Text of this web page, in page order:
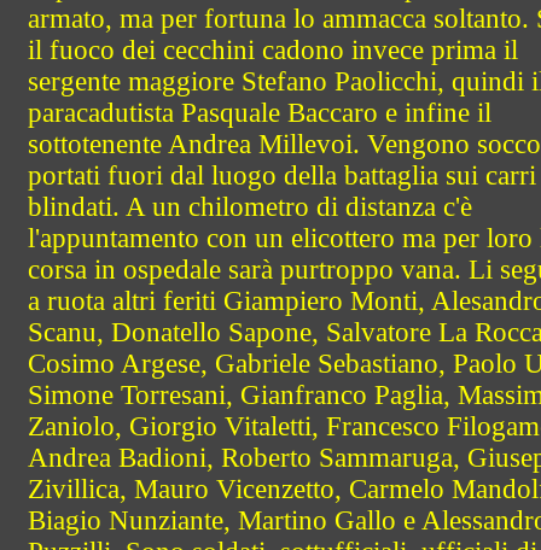
armato, ma per fortuna lo ammacca soltanto.
il fuoco dei cecchini cadono invece prima il
sergente maggiore Stefano Paolicchi, quindi
paracadutista Pasquale Baccaro e infine il
sottotenente Andrea Millevoi. Vengono
portati fuori dal luogo della battaglia sui carri
blindati. A un chilometro di distanza c'è
l'appuntamento con un elicottero ma per loro
corsa in ospedale sarà purtroppo vana. Li
a ruota altri feriti Giampiero Monti,
Scanu, Donatello Sapone, Salvatore La
Cosimo Argese, Gabriele Sebastiano, Paolo
Simone Torresani, Gianfranco Paglia,
Zaniolo, Giorgio Vitaletti, Francesco
Andrea Badioni, Roberto Sammaruga,
Zivillica, Mauro Vicenzetto, Carmelo
Biagio Nunziante, Martino Gallo e